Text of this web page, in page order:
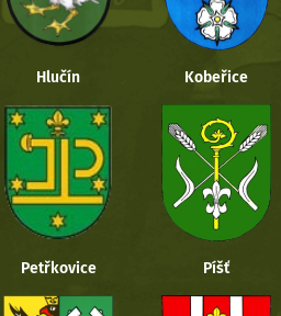
Hlučín Kobeřice
Petřkovice Píšť